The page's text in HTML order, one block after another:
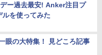
ー過去最安! Anker注目プ
ルを使ってみた
眼の大特集！ 見どころ記事